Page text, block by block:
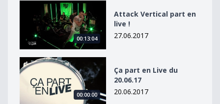
Attack Vertical part en live !
00:13:04
Attack Vertical part en
live !
27.06.2017
Ça part en Live du 20.06.17
00:00:00
Ça part en Live du
20.06.17
20.06.2017